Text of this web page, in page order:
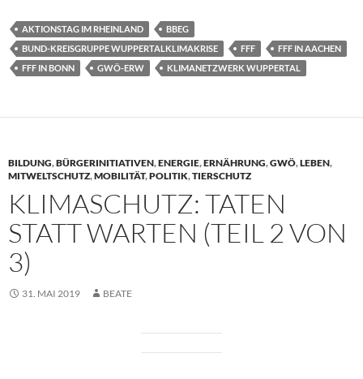
AKTIONSTAG IM RHEINLAND
BBEG
BUND-KREISGRUPPE WUPPERTALKLIMAKRISE
FFF
FFF IN AACHEN
FFF IN BONN
GWÖ-ERW KLIMANETZWERK WUPPERTAL
BILDUNG,BÜRGERINITIATIVEN,ENERGIE,ERNÄHRUNG,GWÖ,LEBEN,
MITWELTSCHUTZ,MOBILITÄT,POLITIK,TIERSCHUTZ
KLIMASCHUTZ: TATEN
STATT WARTEN (TEIL 2 VON
3)
31. MAI 2019 BEATE